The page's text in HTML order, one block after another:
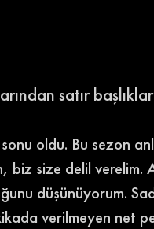
satır
oldu. Bu sezon
size delil verelim.
düşünüyorum.
verilmeyen net